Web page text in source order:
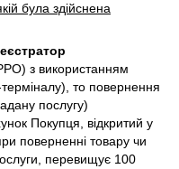
була здійснена
з використанням
терміналу), то повернення
послугу)
Покупця, відкритий у
поверненні товару чи
перевищує 100